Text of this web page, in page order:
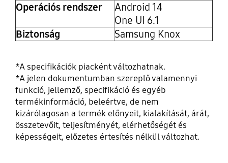
Operációs rendszer
Android 14
One UI 6.1
Biztonság
Samsung Knox
*A specifikációk piacként változhatnak.
*A jelen dokumentumban szereplő valamennyi
funkció, jellemző, specifikáció és egyéb
termékinformáció, beleértve, de nem
kizárólagosan a termék előnyeit, kialakítását, árát,
összetevőit, teljesítményét, elérhetőségét és
képességeit, előzetes értesítés nélkül változhat.